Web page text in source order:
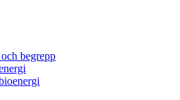
begrepp